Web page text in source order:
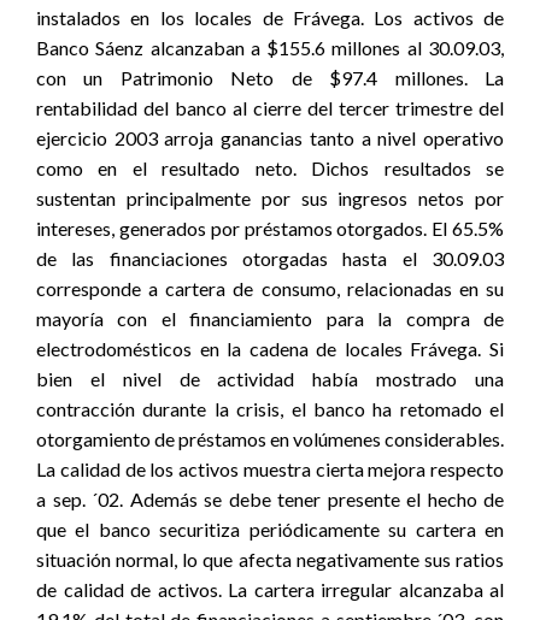
instalados en los locales de Frávega. Los activos de
Banco Sáenz alcanzaban a $155.6 millones al 30.09.03,
con un Patrimonio Neto de $97.4 millones. La
rentabilidad del banco al cierre del tercer trimestre del
ejercicio 2003 arroja ganancias tanto a nivel operativo
como en el resultado neto. Dichos resultados se
sustentan principalmente por sus ingresos netos por
intereses, generados por préstamos otorgados. El 65.5%
de las financiaciones otorgadas hasta el 30.09.03
corresponde a cartera de consumo, relacionadas en su
mayoría con el financiamiento para la compra de
electrodomésticos en la cadena de locales Frávega. Si
bien el nivel de actividad había mostrado una
contracción durante la crisis, el banco ha retomado el
otorgamiento de préstamos en volúmenes considerables.
La calidad de los activos muestra cierta mejora respecto
a sep. ´02. Además se debe tener presente el hecho de
que el banco securitiza periódicamente su cartera en
situación normal, lo que afecta negativamente sus ratios
de calidad de activos. La cartera irregular alcanzaba al